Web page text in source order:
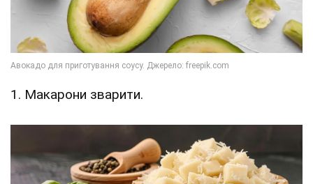
1. Макарони зварити.